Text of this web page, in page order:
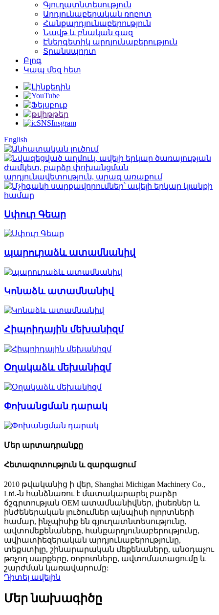
Գյուղատնտեսություն
Արդյունաբերական ռոբոտ
Հանքարդյունաբերություն
Նավթ և բնական գազ
Էներգետիկ արդյունաբերություն
Տրանսպորտ
Բլոգ
Կապ մեզ հետ
English
Սփուր Գեար
պարուրաձև ատամնանիվ
Կոնաձև ատամնանիվ
Հիպոիդային մեխանիզմ
Օղակաձև մեխանիզմ
Փոխանցման դարակ
Մեր արտադրանքը
Հետազոտություն և զարգացում
2010 թվականից ի վեր, Shanghai Michigan Machinery Co.,
Ltd.-ն հանձնառու է մատակարարել բարձր
ճշգրտության OEM ատամնանիվներ, լիսեռներ և
ինժեներական լուծումներ այնպիսի ոլորտների
համար, ինչպիսիք են գյուղատնտեսությունը,
ավտոմեքենաները, հանքարդյունաբերությունը,
ավիատիեզերական արդյունաբերությունը,
տեքստիլը, շինարարական մեքենաները, անօդաչու
թռչող սարքերը, ռոբոտները, ավտոմատացումը և
շարժման կառավարումը:
Դիտել ավելին
Մեր նախագիծը